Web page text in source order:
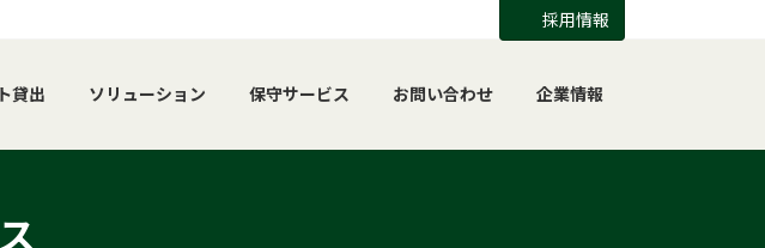
採用情報
貸出 ソリューション 保守サービス お問い合わせ 企業情報